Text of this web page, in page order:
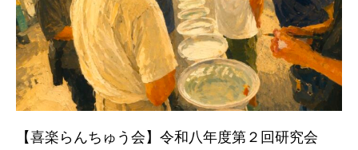
【喜楽らんちゅう会】令和八年度第２回研究会